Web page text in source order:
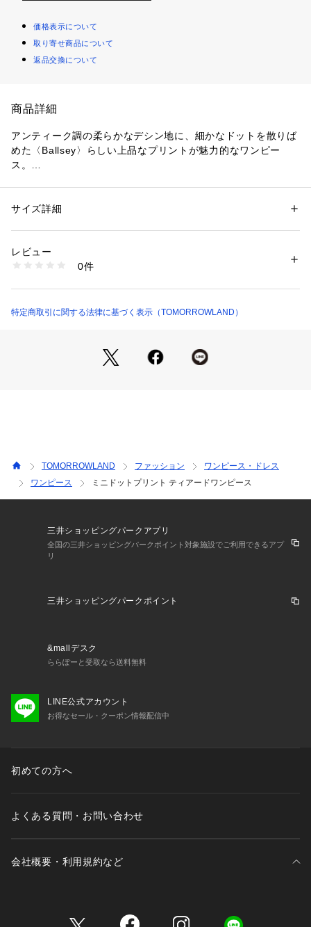
価格表示について
取り寄せ商品について
返品交換について
商品詳細
アンティーク調の柔らかなデシン地に、細かなドットを散りば
めた〈Ballsey〉らしい上品なプリントが魅力的なワンピー
ス。
タイト＆リーンシルエットのワンピースは裾のティアードデザ
リボンで微調整が可能です。
ポリエステルならではのイージーケア性で扱いやすいのも嬉し
ヤードスタイルもお楽しみいただけ、幅広いシーンに活躍して
※商品の色味は、商品単体または素材アップ画像をご確認くだ
さい
店舗にお問い合わせの際は、下記の商品番号をお申し付けくだ
性別：レディース
素材：ポリエステル100％
洗濯：手洗い、漂白不可、タンブル乾燥不可、自然乾燥、アイロン仕上げ
可、ドライ可、ウエットクリーニング可
商品番号：1095000022399 （モール）
サイズ詳細
レビュー
0件
特定商取引に関する法律に基づく表示（TOMORROWLAND）
TOMORROWLAND ファッション
ワンピース・ドレス
ワンピース
ミニドットプリント ティアードワンピース
三井ショッピングパークアプリ
全国の三井ショッピングパークポイント対象施設でご利用できるアプ
リ
三井ショッピングパークポイント
&mallデスク
ららぽーと受取なら送料無料
LINE公式アカウント
お得なセール・クーポン情報配信中
初めての方へ
よくある質問・お問い合わせ
会社概要・利用規約など